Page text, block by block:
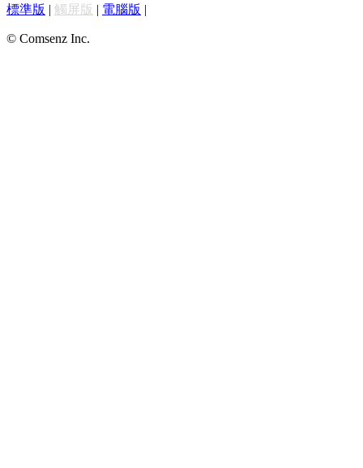
標準版 | 觸屏版 | 電腦版 |
© Comsenz Inc.